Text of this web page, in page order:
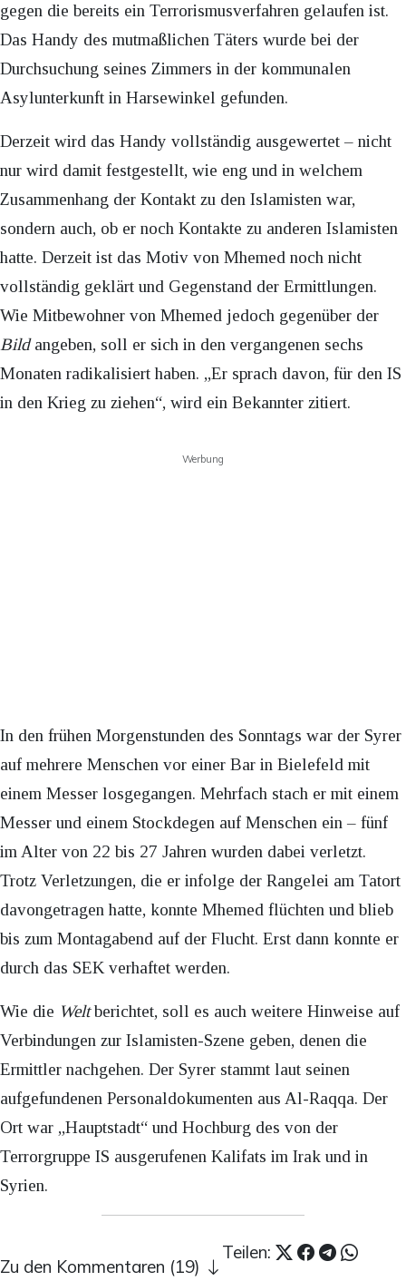
gegen die bereits ein Terrorismusverfahren gelaufen ist.
Das Handy des mutmaßlichen Täters wurde bei der
Durchsuchung seines Zimmers in der kommunalen
Asylunterkunft in Harsewinkel gefunden.
Derzeit wird das Handy vollständig ausgewertet – nicht
nur wird damit festgestellt, wie eng und in welchem
Zusammenhang der Kontakt zu den Islamisten war,
sondern auch, ob er noch Kontakte zu anderen Islamisten
hatte. Derzeit ist das Motiv von Mhemed noch nicht
vollständig geklärt und Gegenstand der Ermittlungen.
Wie Mitbewohner von Mhemed jedoch gegenüber der
Bildangeben, soll er sich in den vergangenen sechs
Monaten radikalisiert haben. „Er sprach davon, für den IS
in den Krieg zu ziehen“, wird ein Bekannter zitiert.
Werbung
In den frühen Morgenstunden des Sonntags war der Syrer
auf mehrere Menschen vor einer Bar in Bielefeld mit
einem Messer losgegangen. Mehrfach stach er mit einem
Messer und einem Stockdegen auf Menschen ein – fünf
im Alter von 22 bis 27 Jahren wurden dabei verletzt.
Trotz Verletzungen, die er infolge der Rangelei am Tatort
davongetragen hatte, konnte Mhemed flüchten und blieb
bis zum Montagabend auf der Flucht. Erst dann konnte er
durch das SEK verhaftet werden.
Wie die Weltberichtet, soll es auch weitere Hinweise auf
Verbindungen zur Islamisten-Szene geben, denen die
Ermittler nachgehen. Der Syrer stammt laut seinen
aufgefundenen Personaldokumenten aus Al-Raqqa. Der
Ort war „Hauptstadt“ und Hochburg des von der
Terrorgruppe IS ausgerufenen Kalifats im Irak und in
Syrien.
Teilen:
Zu den Kommentaren (19)